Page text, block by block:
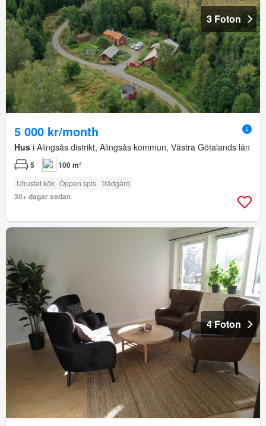
3 Foton
5 000 kr/month
Hus i Alingsås distrikt, Alingsås kommun, Västra Götalands län
5 100 m²
Utrustat kök Öppen spis Trädgård
30+ dagar sedan
4 Foton